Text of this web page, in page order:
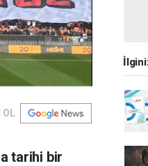
OL
tarihi bir